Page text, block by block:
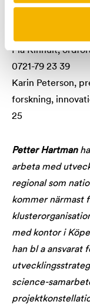
Pia Kinhult,
0721-79 23 39
Karin Peterson,
forskning,
25
Petter Hartman
arbeta med
regional som
kommer närmast
med kontor i
han bl a ansvarat
science-